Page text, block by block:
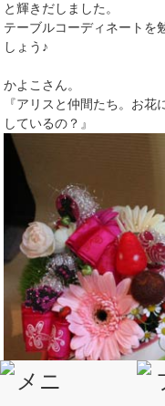
と輝きだしました。
テーブルコーディネートを
しょう♪
かよこさん。
『アリスと仲間たち。お
しているの？』